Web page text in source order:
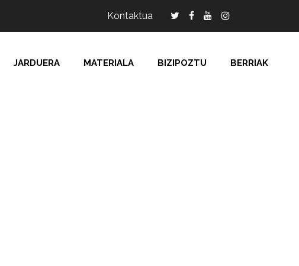
Kontaktua
JARDUERA MATERIALA BIZIPOZTU BERRIAK